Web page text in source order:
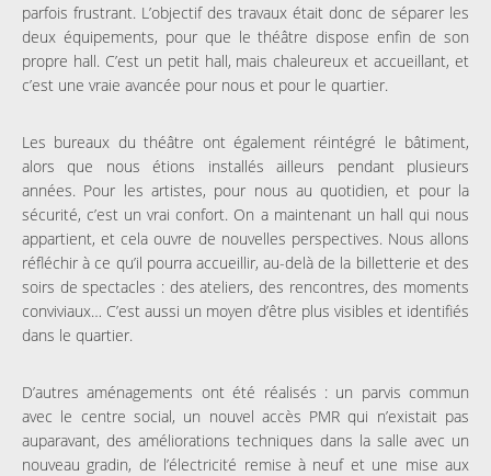
parfois frustrant. L’objectif des travaux était donc de séparer les
deux équipements, pour que le théâtre dispose enfin de son
propre hall. C’est un petit hall, mais chaleureux et accueillant, et
c’est une vraie avancée pour nous et pour le quartier.
Les bureaux du théâtre ont également réintégré le bâtiment,
alors que nous étions installés ailleurs pendant plusieurs
années. Pour les artistes, pour nous au quotidien, et pour la
sécurité, c’est un vrai confort. On a maintenant un hall qui nous
appartient, et cela ouvre de nouvelles perspectives. Nous allons
réfléchir à ce qu’il pourra accueillir, au-delà de la billetterie et des
soirs de spectacles : des ateliers, des rencontres, des moments
conviviaux… C’est aussi un moyen d’être plus visibles et identifiés
dans le quartier.
D’autres aménagements ont été réalisés : un parvis commun
avec le centre social, un nouvel accès PMR qui n’existait pas
auparavant, des améliorations techniques dans la salle avec un
nouveau gradin, de l’électricité remise à neuf et une mise aux